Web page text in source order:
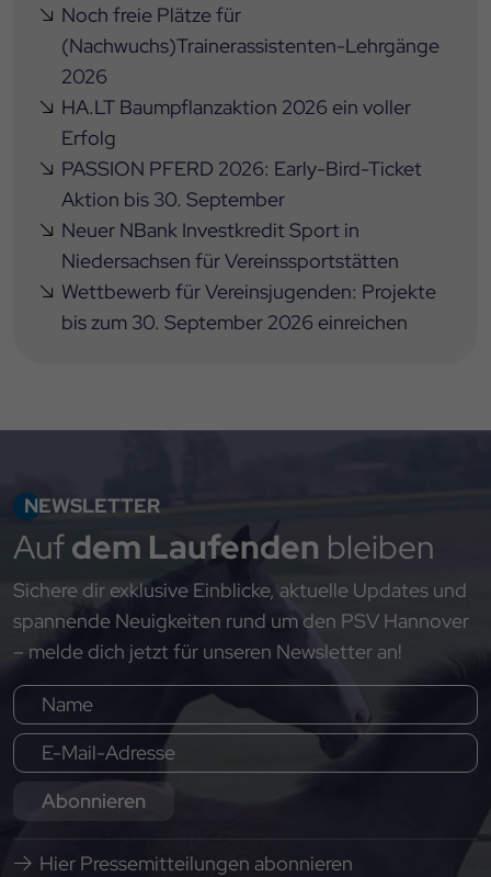
Noch freie Plätze für
(Nachwuchs)Trainerassistenten-Lehrgänge
2026
HA.LT Baumpflanzaktion 2026 ein voller
Erfolg
PASSION PFERD 2026: Early-Bird-Ticket
Aktion bis 30. September
Neuer NBank Investkredit Sport in
Niedersachsen für Vereinssportstätten
Wettbewerb für Vereinsjugenden: Projekte
bis zum 30. September 2026 einreichen
NEWSLETTER
Aufdem Laufenden bleiben
Sichere dir exklusive Einblicke, aktuelle Updates und
spannende Neuigkeiten rund um den PSV Hannover
– melde dich jetzt für unseren Newsletter an!
Abonnieren
Hier Pressemitteilungen abonnieren